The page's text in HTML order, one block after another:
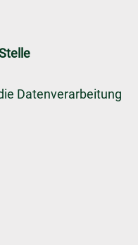
Datenverarbeitung